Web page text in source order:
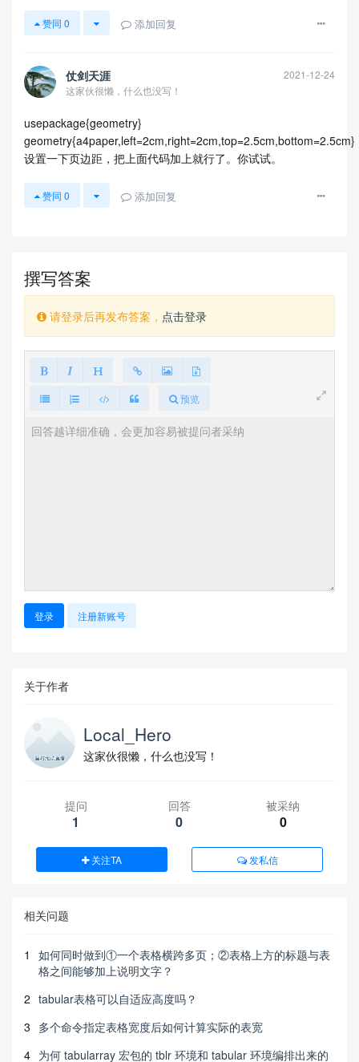
$ & $\cos\left(\frac{\pi}{2}+\alpha\right)=-\sin
\alpha$ & $\tan \left(\frac{\pi}{2}+\alpha\right)
=-\cot\alpha$ & $\cot\left(\frac{\pi}{2}+\alpha\r
\hline
$\sin(\pi-\alpha)=\sin\alpha$ & $\cos(\pi-\alpha)
=-\cos\alpha$ & $\tan(\pi-\alpha)=-\tan\alpha$ &
\hline
$\sin(\pi+\alpha)=-\sin\alpha$ & $\cos(\pi+\alph
a)=-\cos\alpha$ & $\tan(\pi+\alpha)=\tan\alpha$ &
\hline
\end{tabular}
\begin{center}
\begin{tabular}{|l|l|l|l|}
\hline
$\cot\alpha=\frac{1}{\tan\alpha}$ & $\frac{\sin\a
lpha}{\cos\alpha}=\tan\alpha=\frac{\sec\alpha}{\c
sc\alpha} $ & $\sin^{2}\alpha+\cos^{2}\alpha=1$\\
$\csc\alpha=\frac{1}{\sin\alpha}$ & $\frac{\cos\a
ec\alpha}$ & $\tan^{2}\alpha+1=\sec^{2}\alpha$\\
赞同 0 添加回复
仗剑天涯
2021-12-24
这家伙很懒，什么也没写！
usepackage{geometry}
geometry{a4paper,left=2cm,right=2cm,top=2.5cm,bottom=2.5cm}
设置一下页边距，把上面代码加上就行了。你试试。
赞同 0 添加回复
撰写答案
请登录后再发布答案， 点击登录
预览
登录 注册新账号
关于作者
Local_Hero
这家伙很懒，什么也没写！
提问
1
回答
0
被采纳
0
关注TA 发私信
相关问题
1
如何同时做到①一个表格横跨多页；②表格上方的标题与表
格之间能够加上说明文字？
2 tabular表格可以自适应高度吗？
3 多个命令指定表格宽度后如何计算实际的表宽
4 为何 tabularray 宏包的 tblr 环境和 tabular 环境编排出来的